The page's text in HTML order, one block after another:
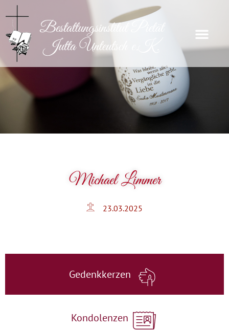
Michael Limmer
23.03.2025
Gedenkkerzen
Kondolenzen